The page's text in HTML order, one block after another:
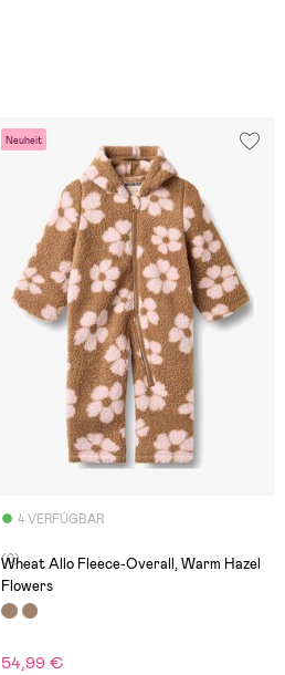
Neuheit
4 VERFÜGBAR
(0)
Wheat Allo Fleece-Overall, Warm Hazel
Flowers
54,99 €